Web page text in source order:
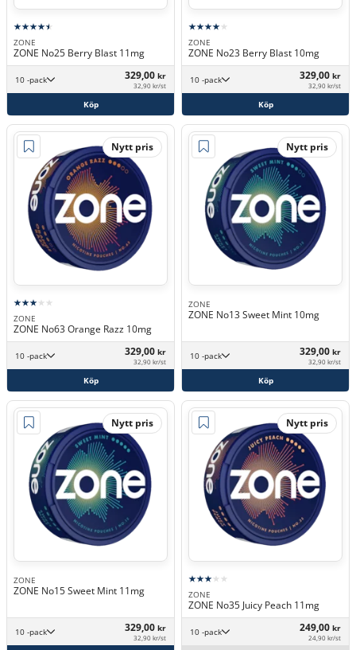
ZONE
ZONE No25 Berry Blast 11mg
10 -pack 329,00 kr
32,90 kr/st
Köp
ZONE
ZONE No23 Berry Blast 10mg
10 -pack 329,00 kr
32,90 kr/st
Köp
Nytt pris
ZONE
ZONE No63 Orange Razz 10mg
10 -pack 329,00 kr
32,90 kr/st
Köp
Nytt pris
ZONE
ZONE No13 Sweet Mint 10mg
10 -pack 329,00 kr
32,90 kr/st
Köp
Nytt pris
ZONE
ZONE No15 Sweet Mint 11mg
10 -pack 329,00 kr
32,90 kr/st
Nytt pris
ZONE
ZONE No35 Juicy Peach 11mg
10 -pack 249,00 kr
24,90 kr/st